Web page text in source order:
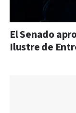
El Senado
Ilustre de